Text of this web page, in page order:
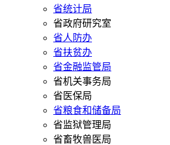
省统计局
省政府研究室
省人防办
省扶贫办
省金融监管局
省机关事务局
省医保局
省粮食和储备局
省监狱管理局
省畜牧兽医局